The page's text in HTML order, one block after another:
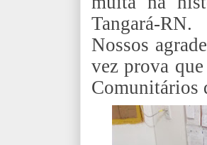
Tangará-RN.
Nossos
vez prova
Comunitários